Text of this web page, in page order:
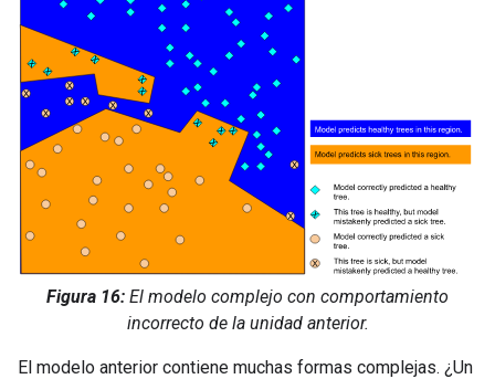
Figura 16: El modelo complejo con comportamiento
incorrecto de la unidad anterior.
El modelo anterior contiene muchas formas complejas. ¿Un